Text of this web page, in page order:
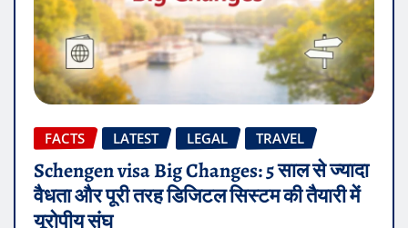
FACTS LATEST LEGAL TRAVEL
Schengen visa Big Changes: 5 साल से ज्यादा
वैधता और पूरी तरह डिजिटल सिस्टम की तैयारी में
यूरोपीय संघ